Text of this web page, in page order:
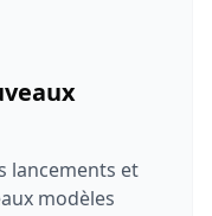
lancements et
modèles